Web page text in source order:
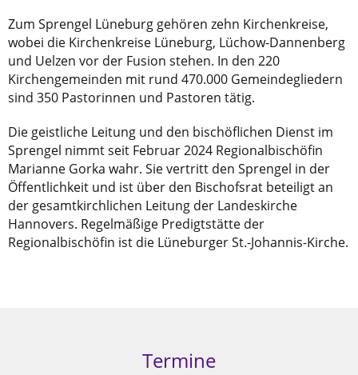
Zum Sprengel Lüneburg gehören zehn Kirchenkreise,
wobei die Kirchenkreise Lüneburg, Lüchow-Dannenberg
und Uelzen vor der Fusion stehen. In den 220
Kirchengemeinden mit rund 470.000 Gemeindegliedern
sind 350 Pastorinnen und Pastoren tätig.
Die geistliche Leitung und den bischöflichen Dienst im
Sprengel nimmt seit Februar 2024 Regionalbischöfin
Marianne Gorka wahr. Sie vertritt den Sprengel in der
Öffentlichkeit und ist über den Bischofsrat beteiligt an
der gesamtkirchlichen Leitung der Landeskirche
Hannovers. Regelmäßige Predigtstätte der
Regionalbischöfin ist die Lüneburger St.-Johannis-Kirche.
Termine